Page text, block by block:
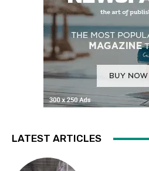
LATEST ARTICLES